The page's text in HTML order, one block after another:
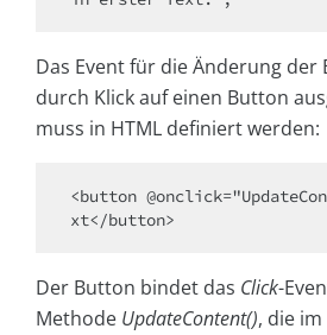
Das Event für die Änderung der
durch Klick auf einen Button
muss in HTML definiert werden:
<button
Der Button bindet das Click-
Methode UpdateContent(), die